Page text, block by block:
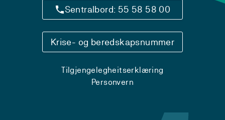
Sentralbord: 55 58 58 00
Krise- og beredskapsnummer
Tilgjengelegheitserklæring
Personvern